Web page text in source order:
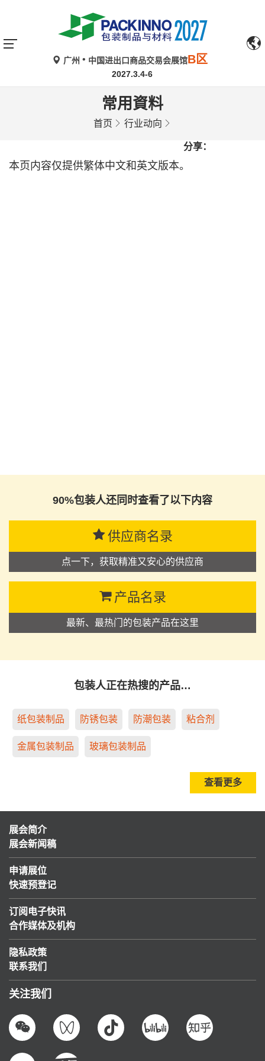
广州 中国进出口商品交易会展馆B区
2027.3.4-6
常用資料
首页 行业动向
分享：
本页内容仅提供繁体中文和英文版本。
90%包装人还同时查看了以下内容
供应商名录
点一下，获取精准又安心的供应商
产品名录
最新、最热门的包装产品在这里
包装人正在热搜的产品…
纸包装制品 防锈包装 防潮包装 粘合剂
金属包装制品 玻璃包装制品
查看更多
展会简介
展会新闻稿
申请展位
快速预登记
订阅电子快讯
合作媒体及机构
隐私政策
联系我们
关注我们